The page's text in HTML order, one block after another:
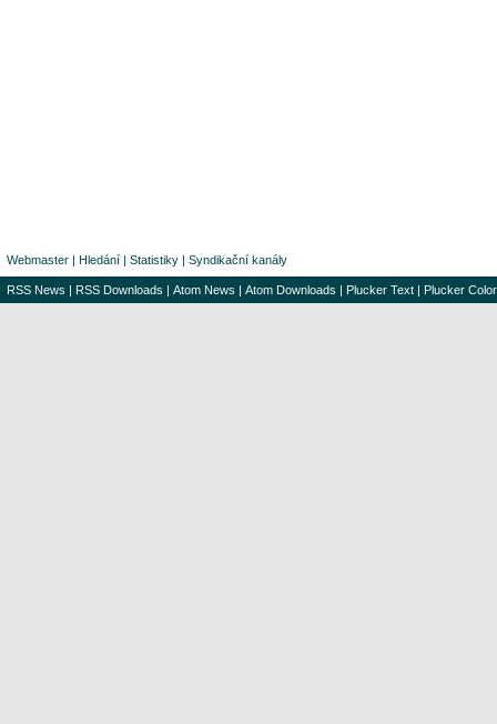
Webmaster | Hledání | Statistiky | Syndikační kanály
RSS News | RSS Downloads | Atom News | Atom Downloads | Plucker Text | Plucker Color